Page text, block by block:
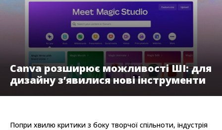
Canva розширює можливості ШІ: для
дизайну з’явилися нові інструменти
Попри хвилю критики з боку творчої спільноти, індустрія